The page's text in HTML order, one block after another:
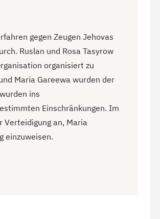
gegen Zeugen Jehovas
Ruslan und Rosa Tasyrow
organisiert zu
Maria Gareewa wurden der
ins
Einschränkungen. Im
Verteidigung an, Maria
einzuweisen.